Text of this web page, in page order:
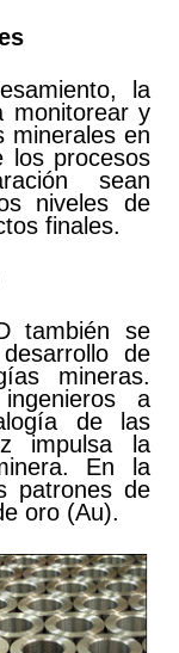
la
monitorear y
minerales en
los procesos
sean
niveles de
finales.
también se
de
mineras.
a
de las
impulsa la
En la
patrones de
oro (Au).